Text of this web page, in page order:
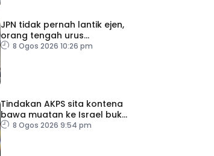
JPN tidak pernah lantik ejen,
orang tengah urus
dokumentasi
8 Ogos 2026 10:26 pm
Tindakan AKPS sita kontena
bawa muatan ke Israel bukti
ketegasan Malaysia
8 Ogos 2026 9:54 pm